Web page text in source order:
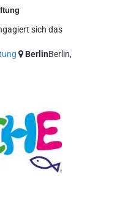
sich das
BerlinBerlin,